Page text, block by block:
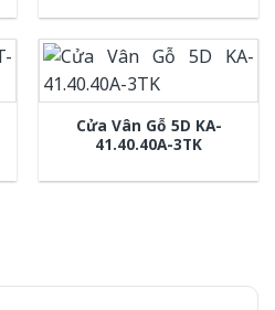
Cửa Vân Gỗ 5D KA-
41.40.40A-3TK